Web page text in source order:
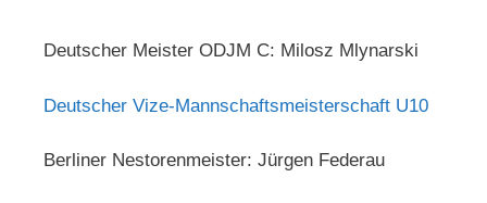
Deutscher Meister ODJM C: Milosz Mlynarski
Deutscher Vize-Mannschaftsmeisterschaft U10
Berliner Nestorenmeister: Jürgen Federau